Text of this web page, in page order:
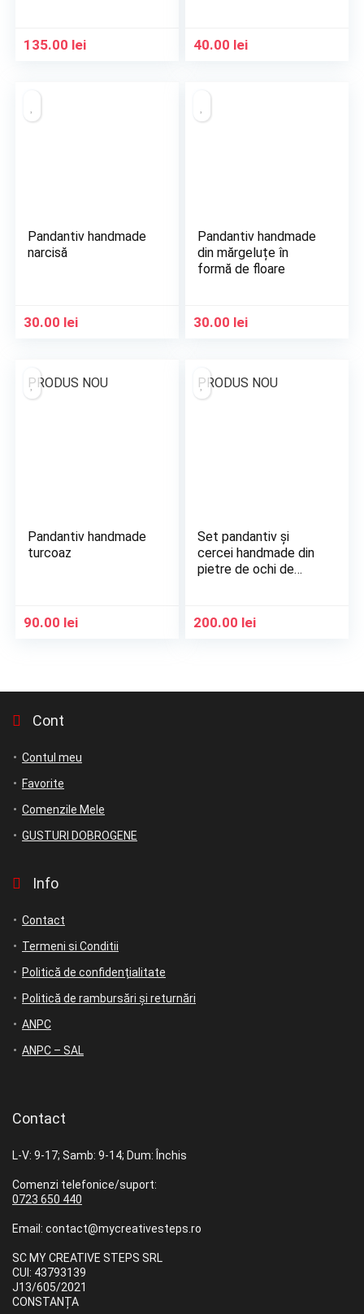
135.00 lei 40.00 lei
Pandantiv handmade
narcisă
30.00 lei
Pandantiv handmade
din mărgeluțe în
formă de floare
30.00 lei
PRODUS NOU
Pandantiv handmade
turcoaz
90.00 lei
PRODUS NOU
Set pandantiv și
cercei handmade din
pietre de ochi de
200.00 lei
Cont
Contul meu
Favorite
Comenzile Mele
GUSTURI DOBROGENE
Info
Contact
Termeni si Conditii
Politică de confidențialitate
Politică de rambursări și returnări
ANPC
ANPC – SAL
Contact
L-V: 9-17; Samb: 9-14; Dum: Închis
Comenzi telefonice/suport:
0723 650 440
Email: contact@mycreativesteps.ro
SC MY CREATIVE STEPS SRL
CUI: 43793139
J13/605/2021
CONSTANȚA